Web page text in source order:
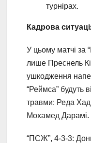
турнірах.
Кадрова
У цьому матчі за
лише Преснель
ушкодження
“Реймса” будуть
травми: Реда
Мохамед Дарамі.
“ПСЖ”, 4-3-3: